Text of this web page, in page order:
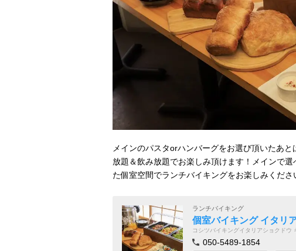
メインのパスタorハンバーグをお選び頂いたあ
放題＆飲み放題でお楽しみ頂けます！メインで
た個室空間でランチバイキングをお楽しみくださ
ランチバイキング
個室バイキング イタリ
コシツバイキングイタリアショクドウ
050-5489-1854